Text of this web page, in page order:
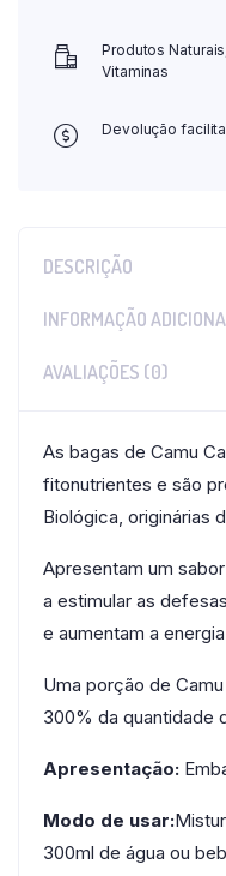
Produtos
Vitaminas
Devolução
DESCRIÇÃO
INFORMAÇÃO
AVALIAÇÕES (0)
As bagas de Camu
fitonutrientes e são
Biológica, originárias
Apresentam um
a estimular as
e aumentam a
Uma porção de
300% da quantidade
Apresentação:
Modo de usar:
300ml de água ou